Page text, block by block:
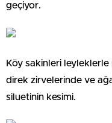
geçiyor.
Köy sakinleri leyleklerle
direk zirvelerinde ve
siluetinin kesimi.